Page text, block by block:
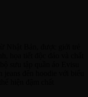
Nhật Bản, được giới trẻ
họa tiết độc đáo và chất
jeans đến hoodie với biểu
hiện đậm chất